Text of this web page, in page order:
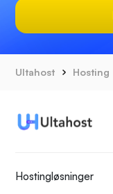
Ultahost Hosting
Hostingløsninger